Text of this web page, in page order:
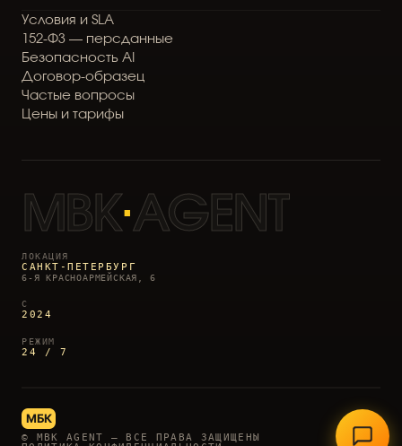
Условия и S A
1 52-ФЗ — персданные
Безопасность A
Договор-образец
Частые вопросы
ены и тарифы
MBK·AGENT
ЛОКАЦИЯ
САНКТ-ПЕТЕРБУРГ
6-Я КРАСНОАРМЕЙСКАЯ, 6
С
2024
РЕЖИМ
24 / 7
© MBK AGENT — ВСЕ ПРАВА ЗАЩИЩЕНЫ
МБК